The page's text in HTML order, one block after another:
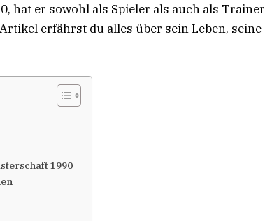
hat er sowohl als Spieler als auch als Trainer
erfährst du alles über sein Leben, seine
1990